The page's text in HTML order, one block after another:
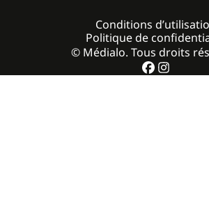
© Médialo. Tous droits
Conditions
Politique de